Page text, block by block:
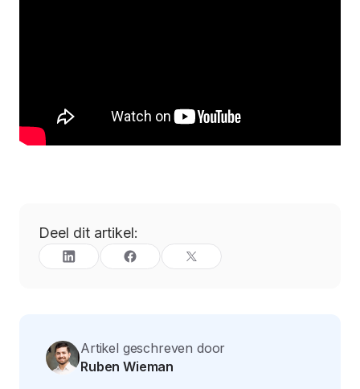
Deel dit artikel:
Artikel geschreven door
Ruben Wieman